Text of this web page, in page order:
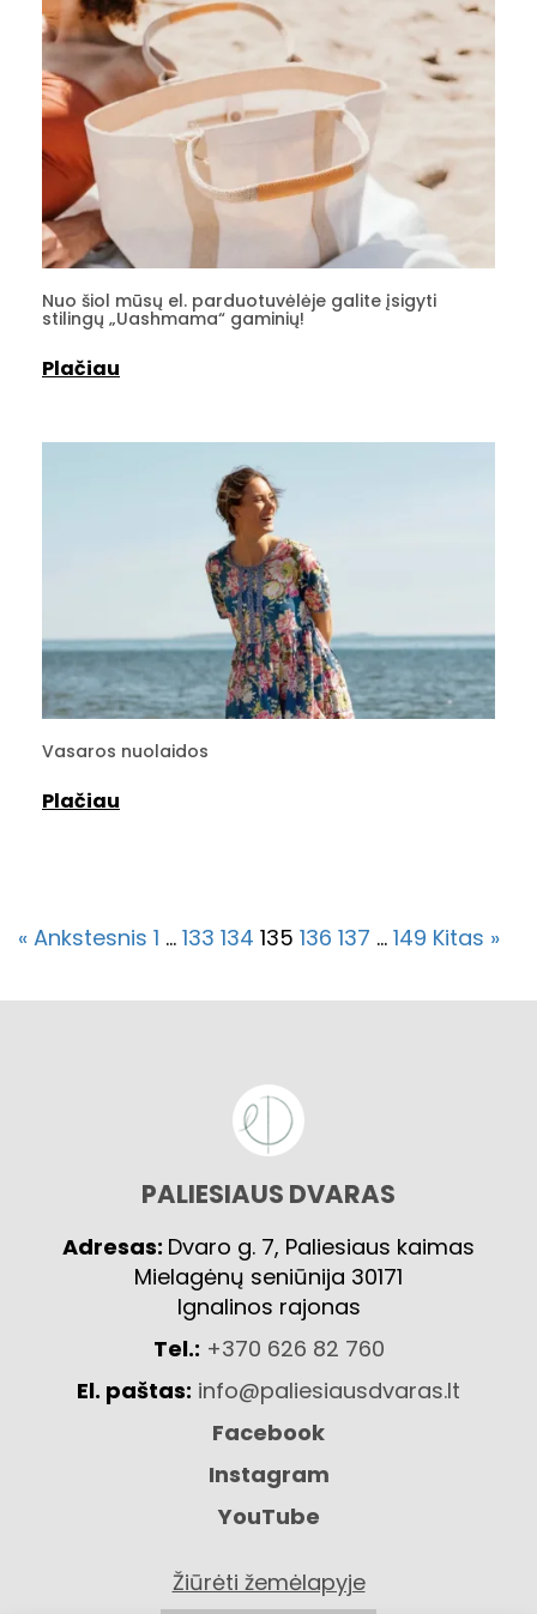
Nuo šiol mūsų el. parduotuvėlėje galite įsigyti
stilingų „Uashmama“ gaminių!
Plačiau
Vasaros nuolaidos
Plačiau
« Ankstesnis 1 … 133 134 135 136 137 … 149 Kitas »
PALIESIAUS DVARAS
Adresas: Dvaro g. 7, Paliesiaus kaimas
Mielagėnų seniūnija 30171
Ignalinos rajonas
Tel.: +370 626 82 760
El. paštas: info@paliesiausdvaras.lt
Facebook
Instagram
YouTube
Žiūrėti žemėlapyje